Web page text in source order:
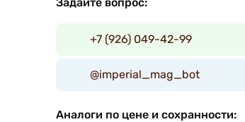
+7 (926) 049-42-99
@imperial_mag_bot
Аналоги по цене и сохранности: